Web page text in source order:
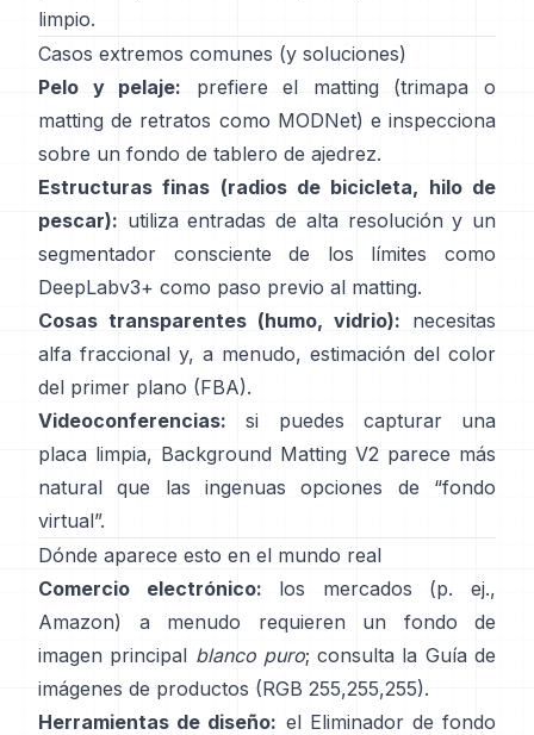
limpio.
Casos extremos comunes (y soluciones)
Pelo y pelaje: prefiere el matting (trimapa o
matting de retratos como MODNet) e inspecciona
sobre un fondo de tablero de ajedrez.
Estructuras finas (radios de bicicleta, hilo de
pescar): utiliza entradas de alta resolución y un
segmentador consciente de los límites como
DeepLabv3+ como paso previo al matting.
Cosas transparentes (humo, vidrio): necesitas
alfa fraccional y, a menudo, estimación del color
del primer plano (FBA).
Videoconferencias: si puedes capturar una
placa limpia, Background Matting V2 parece más
natural que las ingenuas opciones de “fondo
virtual”.
Dónde aparece esto en el mundo real
Comercio electrónico: los mercados (p. ej.,
Amazon) a menudo requieren un fondo de
imagen principal blanco puro; consulta la Guía de
imágenes de productos (RGB 255,255,255).
Herramientas de diseño: el Eliminador de fondo